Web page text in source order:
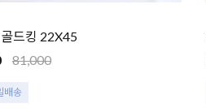
드킹 22X45
81,000
배송